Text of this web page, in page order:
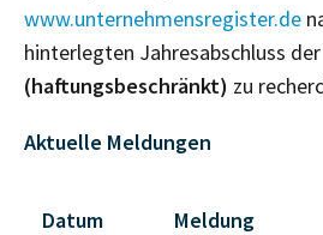
www.unternehmensregister.de
hinterlegten Jahresabschluss
(haftungsbeschränkt) zu
Aktuelle Meldungen
Datum Meldung